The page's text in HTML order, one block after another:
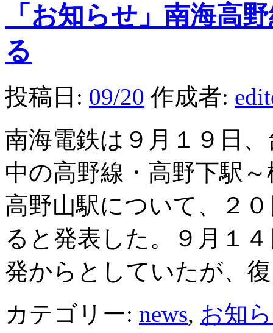
「お知らせ」南海高
る
投稿日: 09/20 作成者:
南海電鉄は９月１９日
中の高野線・高野下駅
高野山駅について、２
ると発表した。９月１
発からとしていたが、
カテゴリー: news, お知